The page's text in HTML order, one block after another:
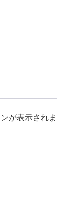
が表示されま